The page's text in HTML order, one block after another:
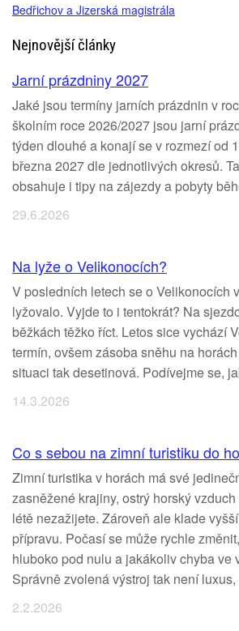
Bedřichov a Jizerská magistrála
Nejnovější články
Jarní prázdniny 2027
Jaké jsou termíny jarních prázdnin v
školním roce 2026/2027 jsou jarní
týden dlouhé a konají se v rozmezí od
března 2027 dle jednotlivých okresů.
obsahuje i tipy na zájezdy a pobyty
29.6.2026
Na lyže o Velikonocích?
V posledních letech se o Velikonocích
lyžovalo. Vyjde to i tentokrát? Na
běžkách těžko říct. Letos sice vychází
termín, ovšem zásoba sněhu na
situaci tak desetinová. Podívejme se,
14.3.2026
Co s sebou na zimní turistiku do
Zimní turistika v horách má své
zasněžené krajiny, ostrý horský
létě nezažijete. Zároveň ale klade
přípravu. Počasí se může rychle
hluboko pod nulu a jakákoliv chyba ve
Správně zvolená výstroj tak není
2.2.2026